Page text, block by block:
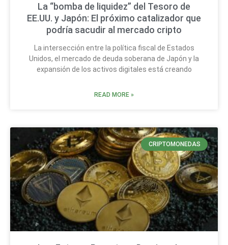
La “bomba de liquidez” del Tesoro de
EE.UU. y Japón: El próximo catalizador que
podría sacudir al mercado cripto
La intersección entre la política fiscal de Estados
Unidos, el mercado de deuda soberana de Japón y la
expansión de los activos digitales está creando
READ MORE »
CRIPTOMONEDAS